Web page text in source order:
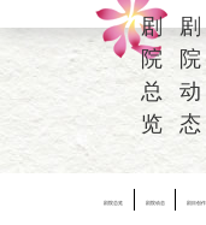
剧
院
总
览
剧
院
动
态
剧院总览 剧院动态 剧目创作